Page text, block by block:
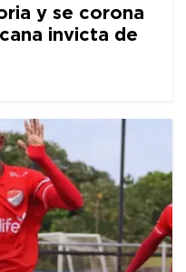
y se corona
invicta de